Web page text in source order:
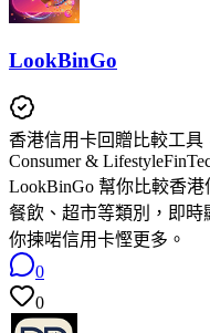
LookBinGo
香港信用卡回贈比較工
Consumer & Lifestyle
LookBinGo 幫你比較香
餐飲、超市等類別，即
你揀啱信用卡慳更多。
0
0